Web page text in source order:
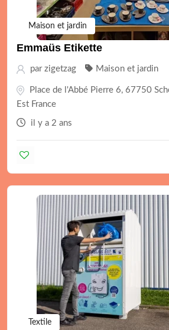
Maison et jardin
Emmaüs Etikette
par zigetzag Maison et jardin
Place de l'Abbé Pierre 6, 67750
Est France
il y a 2 ans
Textile